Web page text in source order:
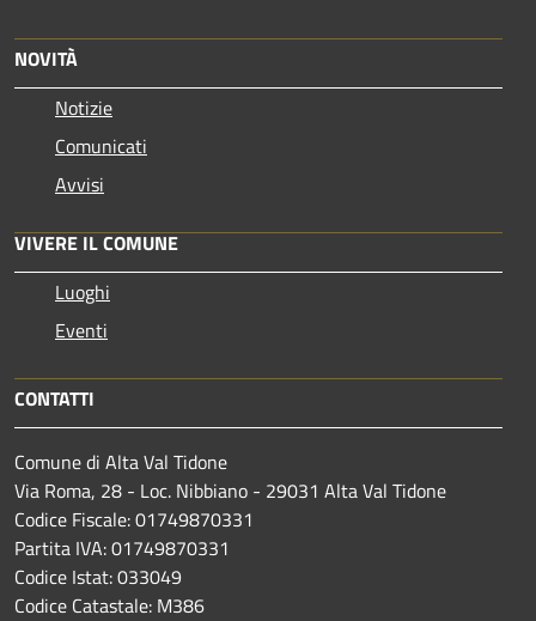
NOVITÀ
Notizie
Comunicati
Avvisi
VIVERE IL COMUNE
Luoghi
Eventi
CONTATTI
Comune di Alta Val Tidone
Via Roma, 28 - Loc. Nibbiano - 29031 Alta Val Tidone
Codice Fiscale: 01749870331
Partita IVA: 01749870331
Codice Istat: 033049
Codice Catastale: M386